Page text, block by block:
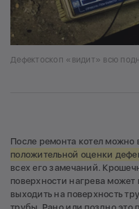
Дефектоскоп «видит» всю
После ремонта котел можно
положительной оценки
всех его замечаний.
поверхности нагрева может
выходить на поверхность